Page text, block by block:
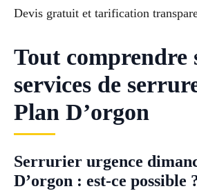
Devis gratuit et tarification
Tout comprendre
services de
Plan D’orgon
Serrurier urgence
D’orgon : est-ce possible